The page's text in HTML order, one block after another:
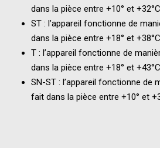
dans la pièce entre +10° et +32°C.
ST : l’appareil fonctionne de
dans la pièce entre +18° et +38°C.
T : l’appareil fonctionne de
dans la pièce entre +18° et +43°C.
SN-ST : l’appareil fonctionne de
fait dans la pièce entre +10° et